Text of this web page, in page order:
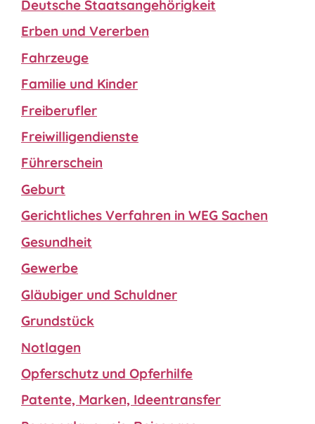
Deutsche Staatsangehörigkeit
Erben und Vererben
Fahrzeuge
Familie und Kinder
Freiberufler
Freiwilligendienste
Führerschein
Geburt
Gerichtliches Verfahren in WEG Sachen
Gesundheit
Gewerbe
Gläubiger und Schuldner
Grundstück
Notlagen
Opferschutz und Opferhilfe
Patente, Marken, Ideentransfer